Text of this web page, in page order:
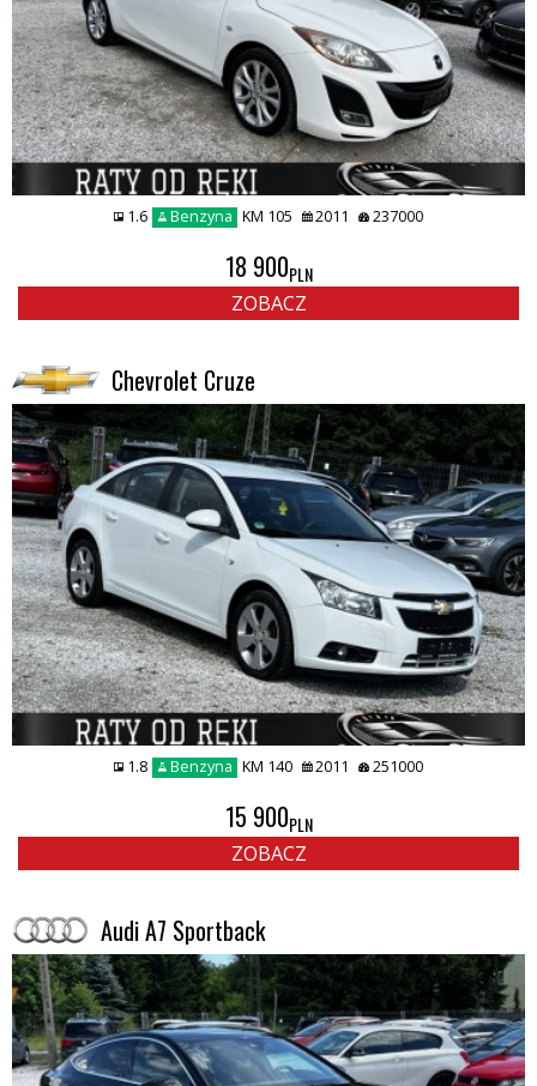
1.6 Benzyna KM 105 2011 237000
18 900PLN
ZOBACZ
Chevrolet Cruze
1.8 Benzyna KM 140 2011 251000
15 900PLN
ZOBACZ
Audi A7 Sportback